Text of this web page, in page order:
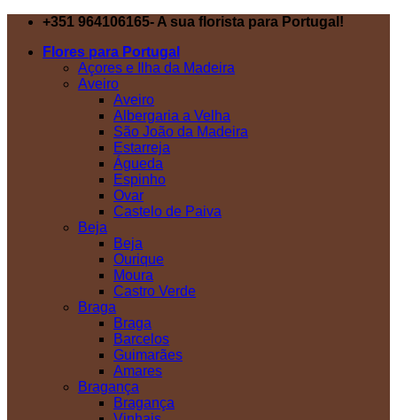
Skip
content
+351 964106165- A sua florista para Portugal!
Flores para Portugal
Açores e Ilha da Madeira
Aveiro
Aveiro
Albergaria a Velha
São João da Madeira
Estarreja
Águeda
Espinho
Ovar
Castelo de Paiva
Beja
Beja
Ourique
Moura
Castro Verde
Braga
Braga
Barcelos
Guimarães
Amares
Bragança
Bragança